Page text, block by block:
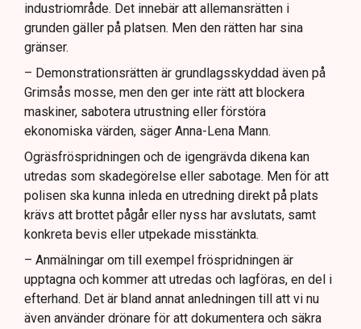
industriområde. Det innebär att allemansrätten i
grunden gäller på platsen. Men den rätten har sina
gränser.
– Demonstrationsrätten är grundlagsskyddad även på
Grimsås mosse, men den ger inte rätt att blockera
maskiner, sabotera utrustning eller förstöra
ekonomiska värden, säger Anna-Lena Mann.
Ogräsfröspridningen och de igengrävda dikena kan
utredas som skadegörelse eller sabotage. Men för att
polisen ska kunna inleda en utredning direkt på plats
krävs att brottet pågår eller nyss har avslutats, samt
konkreta bevis eller utpekade misstänkta.
– Anmälningar om till exempel fröspridningen är
upptagna och kommer att utredas och lagföras, en del i
efterhand. Det är bland annat anledningen till att vi nu
även använder drönare för att dokumentera och säkra